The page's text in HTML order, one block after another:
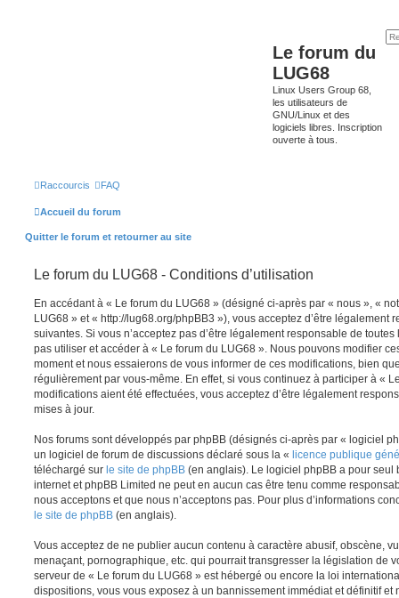
Le forum du
LUG68
Linux Users Group 68,
les utilisateurs de
GNU/Linux et des
logiciels libres. Inscription
ouverte à tous.
Raccourcis FAQ
Accueil du forum
Quitter le forum et retourner au site
Le forum du LUG68 - Conditions d’utilisation
En accédant à « Le forum du LUG68 » (désigné ci-après par « nous », «
LUG68 » et « http://lug68.org/phpBB3 »), vous acceptez d’être légalement
suivantes. Si vous n’acceptez pas d’être légalement responsable de
pas utiliser et accéder à « Le forum du LUG68 ». Nous pouvons modifier
moment et nous essaierons de vous informer de ces modifications, bien
régulièrement par vous-même. En effet, si vous continuez à participer à «
modifications aient été effectuées, vous acceptez d’être légalement
mises à jour.
Nos forums sont développés par phpBB (désignés ci-après par « logiciel
un logiciel de forum de discussions déclaré sous la « licence publique
téléchargé sur le site de phpBB (en anglais). Le logiciel phpBB a pour seul
internet et phpBB Limited ne peut en aucun cas être tenu comme
nous acceptons et que nous n’acceptons pas. Pour plus d’informations
le site de phpBB (en anglais).
Vous acceptez de ne publier aucun contenu à caractère abusif, obscène,
menaçant, pornographique, etc. qui pourrait transgresser la législation de
serveur de « Le forum du LUG68 » est hébergé ou encore la loi
dispositions, vous vous exposez à un bannissement immédiat et définitif et